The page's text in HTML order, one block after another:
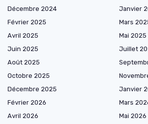
Décembre 2024
Janvier
Février 2025
Mars
Avril 2025
Mai 2025
Juin 2025
Juillet
Août 2025
Octobre 2025
Décembre 2025
Janvier
Février 2026
Mars
Avril 2026
Mai 2026